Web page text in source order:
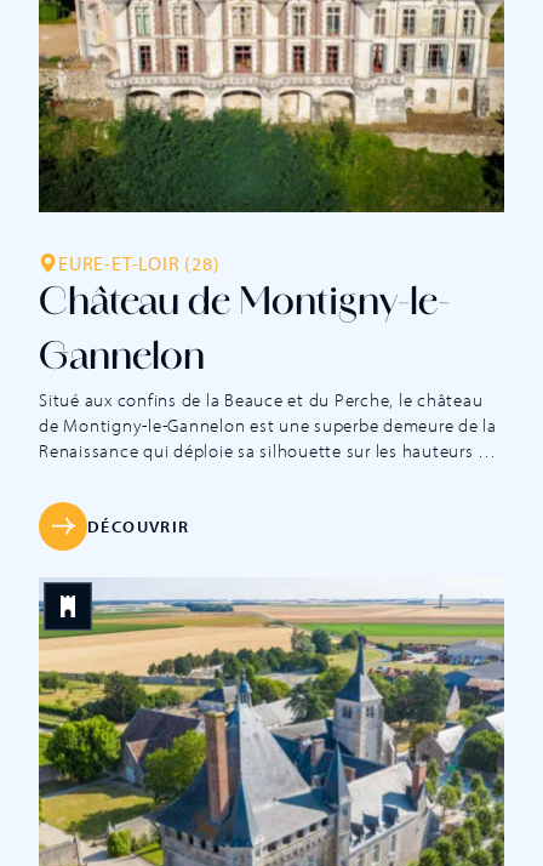
EURE-ET-LOIR (28)
Château de Montigny-le-
Gannelon
Situé aux confins de la Beauce et du Perche, le château
de Montigny-le-Gannelon est une superbe demeure de la
Renaissance qui déploie sa silhouette sur les hauteurs de
ancienne, puisque l’existence d’une première forteresse
est mentionnée à l’époque carolingienne, puis aux Xe et
XIe siècles. […]
DÉCOUVRIR